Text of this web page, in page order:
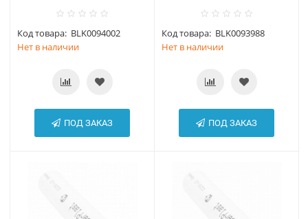
Код товара: BLK0094002
Нет в наличии
ПОД ЗАКАЗ
Код товара: BLK0093988
Нет в наличии
ПОД ЗАКАЗ